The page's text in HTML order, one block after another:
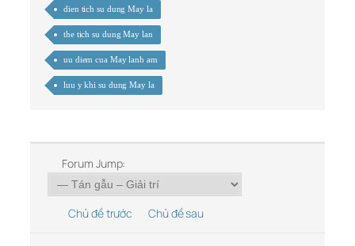
dien tich su dung May la
the tich su dung May lan
uu diem cua May lanh am
luu y khi su dung May la
Forum Jump:
Chủ đề trước Chủ đề sau